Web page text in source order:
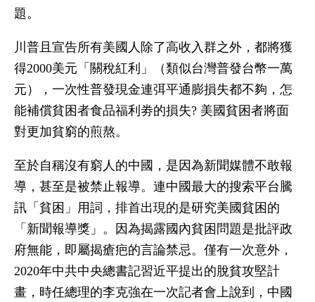
題。
川普且宣告所有美國人除了高收入群之外，都將獲
得2000美元「關稅紅利」（類似台灣普發台幣一萬
元），一次性普發現金連弭平通膨損失都不夠，怎
能補償貧困者食品福利劵的損失? 美國貧困者將面
對更加貧窮的煎熬。
至於自稱沒有窮人的中國，是因為新聞媒體不敢報
導，甚至是被禁止報導。連中國最大的搜索平台騰
訊「貧困」用詞，排首出現的是研究美國貧困的
「新聞報導獎」。因為揭露國內貧困問題是批評政
府無能，即屬揭瘡疤的言論禁忌。僅有一次意外，
2020年中共中央總書記習近平提出的脫貧攻堅計
畫，時任總理的李克強在一次記者會上說到，中國